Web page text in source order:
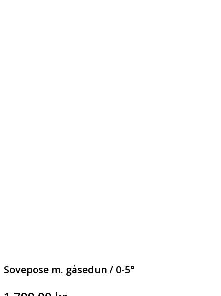
Sovepose m. gåsedun / 0-5°